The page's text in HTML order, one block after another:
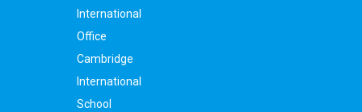
International
Office
Cambridge
International
School